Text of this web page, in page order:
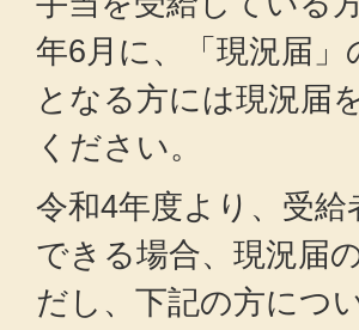
年6月に、「現況届
となる方には現況届
ください。
令和4年度より、受
できる場合、現況届
だし、下記の方につ